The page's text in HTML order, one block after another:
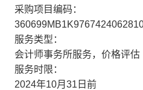
采购项目编码：
服务类型：
会计师事务所服务，价格评估
服务时限：
2024年10月31日前